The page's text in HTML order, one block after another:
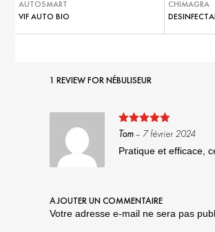
AUTOSMART
VIF AUTO BIO
CHIMAGRA
1 REVIEW FORNÉBULISEUR
Note 5sur
Tom– 7 février 2024
Pratique et efficace,
AJOUTER UN COMMENTAIRE
Votre adresse e-mail ne sera pas